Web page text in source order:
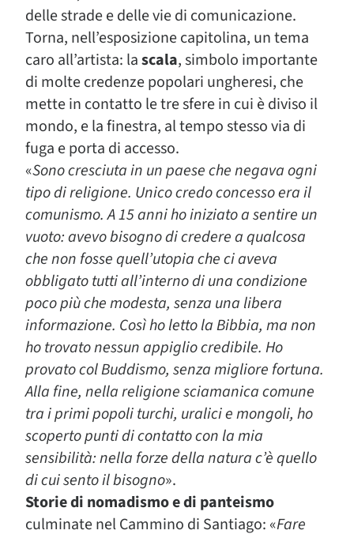
delle strade e delle vie di comunicazione.
Torna, nell’esposizione capitolina, un tema
caro all’artista: lascala, simbolo importante
di molte credenze popolari ungheresi, che
mette in contatto le tre sfere in cui è diviso il
mondo, e la finestra, al tempo stesso via di
fuga e porta di accesso.
«Sono cresciuta in un paese che negava ogni
tipo di religione. Unico credo concesso era il
comunismo. A 15 anni ho iniziato a sentire un
vuoto: avevo bisogno di credere a qualcosa
che non fosse quell’utopia che ci aveva
obbligato tutti all’interno di una condizione
poco più che modesta, senza una libera
informazione. Così ho letto la Bibbia, ma non
ho trovato nessun appiglio credibile. Ho
provato col Buddismo, senza migliore fortuna.
Alla fine, nella religione sciamanica comune
tra i primi popoli turchi, uralici e mongoli, ho
scoperto punti di contatto con la mia
sensibilità: nella forze della natura c’è quello
di cui sento il bisogno».
Storie di nomadismo e di panteismo
culminate nel Cammino di Santiago: «Fare